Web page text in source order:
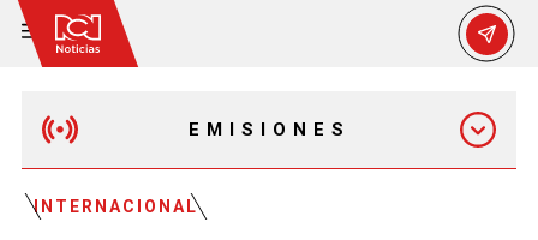
EMISIONES
EMISIÓN 12:30 PM
INTERNACIONAL